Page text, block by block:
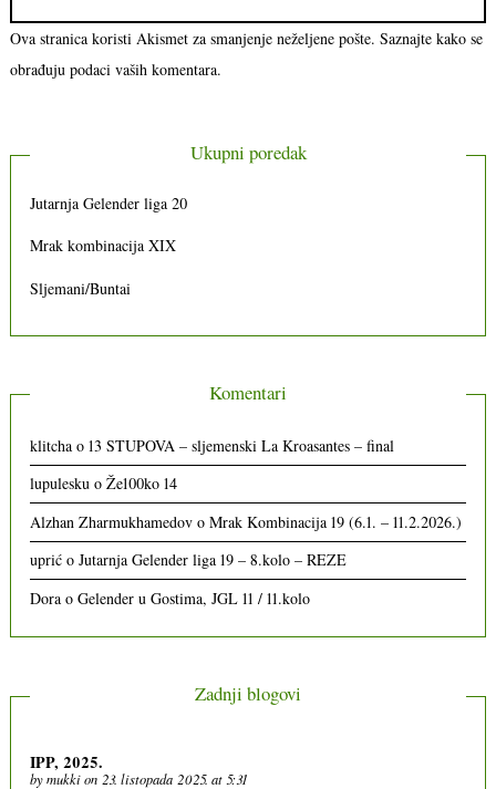
Ova stranica koristi Akismet za smanjenje neželjene pošte. Saznajte kako se
obrađuju podaci vaših komentara.
Ukupni poredak
Jutarnja Gelender liga 20
Mrak kombinacija XIX
Sljemani/Buntai
Komentari
klitcha o13 STUPOVA – sljemenski La Kroasantes – final
lupulesku oŽe100ko 14
Alzhan Zharmukhamedov oMrak Kombinacija 19 (6.1. – 11.2.2026.)
uprić oJutarnja Gelender liga 19 – 8.kolo – REZE
Dora oGelender u Gostima, JGL 11 / 11.kolo
Zadnji blogovi
IPP, 2025.
bymukkion 23. listopada 2025. at 5:31